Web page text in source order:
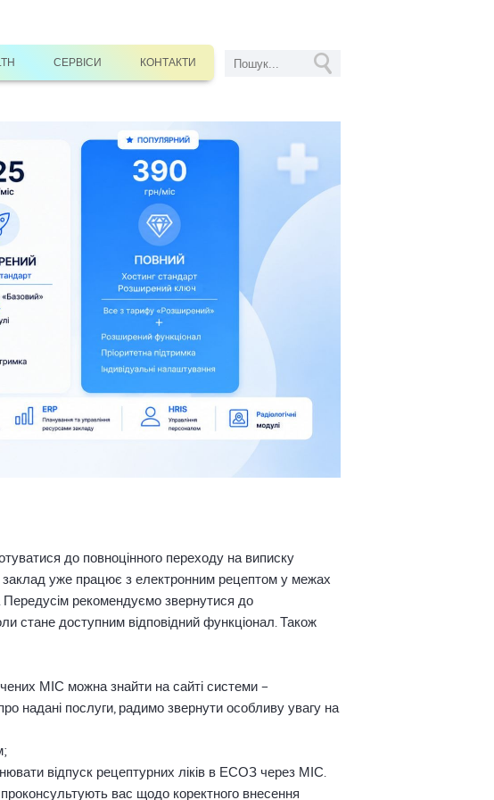
СЕРВІСИ КОНТАКТИ
до повноцінного переходу на виписку
уже працює з електронним рецептом у межах
Передусім рекомендуємо звернутися до
стане доступним відповідний функціонал. Також
МІС можна знайти на сайті системи –
надані послуги, радимо звернути особливу увагу на
відпуск рецептурних ліків в ЕСОЗ через МІС.
вас щодо коректного внесення